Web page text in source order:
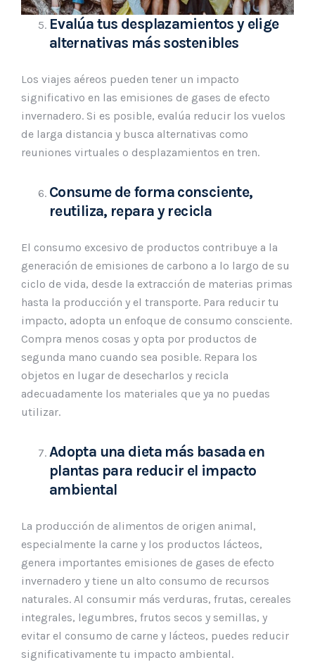
Evalúa tus desplazamientos y elige
alternativas más sostenibles
Los viajes aéreos pueden tener un impacto
significativo en las emisiones de gases de efecto
invernadero. Si es posible, evalúa reducir los vuelos
de larga distancia y busca alternativas como
reuniones virtuales o desplazamientos en tren.
Consume de forma consciente,
reutiliza, repara y recicla
El consumo excesivo de productos contribuye a la
generación de emisiones de carbono a lo largo de su
ciclo de vida, desde la extracción de materias primas
hasta la producción y el transporte. Para reducir tu
impacto, adopta un enfoque de consumo consciente.
Compra menos cosas y opta por productos de
segunda mano cuando sea posible. Repara los
objetos en lugar de desecharlos y recicla
adecuadamente los materiales que ya no puedas
utilizar.
Adopta una dieta más basada en
plantas para reducir el impacto
ambiental
La producción de alimentos de origen animal,
especialmente la carne y los productos lácteos,
genera importantes emisiones de gases de efecto
invernadero y tiene un alto consumo de recursos
naturales. Al consumir más verduras, frutas, cereales
integrales, legumbres, frutos secos y semillas, y
evitar el consumo de carne y lácteos, puedes reducir
significativamente tu impacto ambiental.